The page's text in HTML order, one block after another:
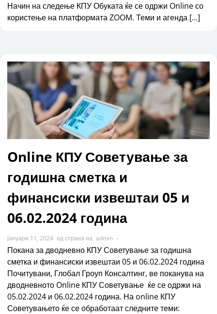
Начин на следење КПУ Обуката ќе се одржи Online со
користење на платформата ZOOM. Теми и агенда […]
Online КПУ Советување за
годишна сметка и
финансиски извештаи 05 и
06.02.2024 година
јануари 11, 2024 од страна на admin -
Покана за дводневно КПУ Советување за годишна
сметка и финансиски извештаи 05 и 06.02.2024 година
Почитувани, Глобал Гроуп Консалтинг, ве поканува на
дводневното Online КПУ Советување ќе се одржи на
05.02.2024 и 06.02.2024 година. На online КПУ
Советувањето ќе се обработаат следните теми: